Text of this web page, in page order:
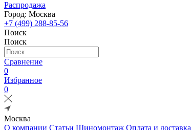
Распродажа
Город: Москва
+7 (499) 288-85-56
Поиск
Поиск
Сравнение
0
Избранное
0
Москва
О компании Статьи Шиномонтаж Оплата и доставка